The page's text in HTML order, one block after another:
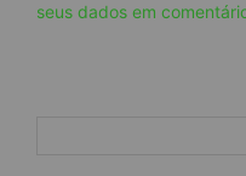
seus dados em